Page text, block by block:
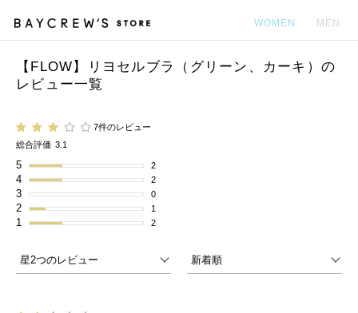
WOMEN MEN
【FLOW】リヨセルブラ（グリーン、カーキ）の
レビュー一覧
7件のレビュー
総合評価 3.1
5 2
4 2
3 0
2 1
1 2